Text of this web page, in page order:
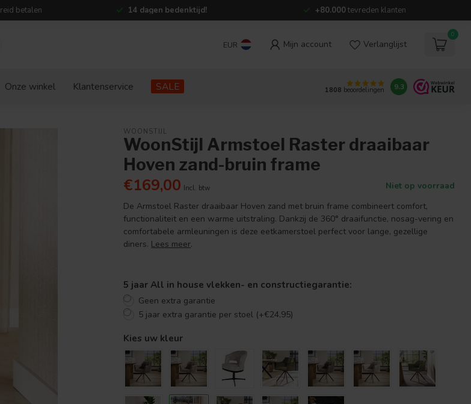
betalen 14 dagen bedenktijd! +80.000tevreden klanten
EUR Mijn account Verlanglijst
0
Onze winkel Klantenservice SALE 1808 beoordelingen 9.3
WOONSTIJL
WoonStijl Armstoel Raster draaibaar
Hoven zand-bruin frame
€169,00 Incl. btw
Niet op voorraad
De Armstoel Raster draaibaar Hoven zand met bruin frame combineert comfort,
functionaliteit en een warme uitstraling. Dankzij de 360° draaifunctie, nosag-vering en
comfortabele armleuningen is deze eetkamerstoel perfect voor lange, gezellige
diners. Lees meer.
5 jaar All in house vlekken- en constructiegarantie:
Geen extra garantie
5 jaar extra garantie per stoel (+€24,95)
Kies uw kleur